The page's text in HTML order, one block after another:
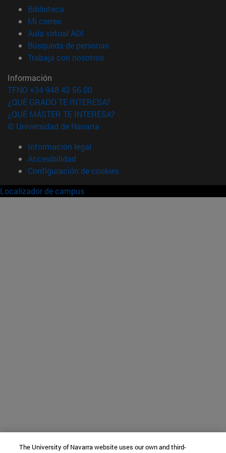
Biblioteca
Mi correo(abre en nueva ventana)
Aula virtual ADI
Búsqueda de personas(abre en nueva ventana)
Trabaja con nosotros(abre en nueva ventana)
Información
TFNO +34 948 42 56 00
¿QUÉ GRADO TE INTERESA?
¿QUÉ MÁSTER TE INTERESA?
© Universidad de Navarra
Información legal
Accesibilidad
Configuración de cookies
Localizador de campus
The University of Navarra website uses our own and third-